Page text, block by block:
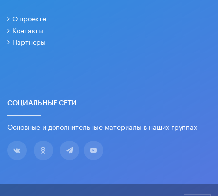
О проекте
Контакты
Партнеры
СОЦИАЛЬНЫЕ СЕТИ
Основные и дополнительные материалы в наших группах